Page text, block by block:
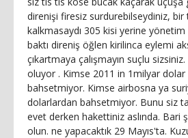
direnişi firesiz surdurebilseydiniz, bir
kalkmasaydı 305 kisi yerine
baktı direniş öğlen kirilinca eylemi
çıkartmaya çalışmayın suçlu
oluyor . Kimse 2011 in 1milyar dolar
bahsetmiyor. Kimse airbosna ya
dolarlardan bahsetmiyor. Bunu siz
evet derken hakettiniz aslında. Bari
olun. ne yapacaktık 29 Mayıs'ta.